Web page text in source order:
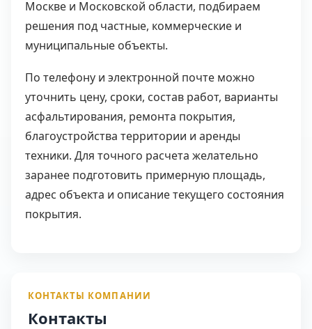
Москве и Московской области, подбираем
решения под частные, коммерческие и
муниципальные объекты.
По телефону и электронной почте можно
уточнить цену, сроки, состав работ, варианты
асфальтирования, ремонта покрытия,
благоустройства территории и аренды
техники. Для точного расчета желательно
заранее подготовить примерную площадь,
адрес объекта и описание текущего состояния
покрытия.
КОНТАКТЫ КОМПАНИИ
Контакты